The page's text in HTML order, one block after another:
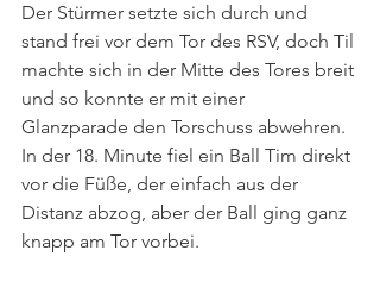
Der Stürmer setzte sich durch und
stand frei vor dem Tor des RSV, doch Til
machte sich in der Mitte des Tores breit
und so konnte er mit einer
Glanzparade den Torschuss abwehren.
In der 18. Minute fiel ein Ball Tim direkt
vor die Füße, der einfach aus der
Distanz abzog, aber der Ball ging ganz
knapp am Tor vorbei.